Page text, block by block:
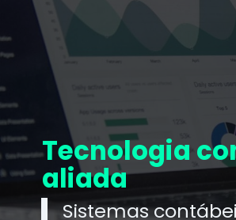
Tecnologia
aliada
Sistemas